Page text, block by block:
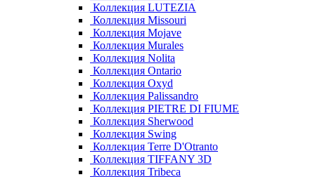
Коллекция LUTEZIA
Коллекция Missouri
Коллекция Mojave
Коллекция Murales
Коллекция Nolita
Коллекция Ontario
Коллекция Oxyd
Коллекция Palissandro
Коллекция PIETRE DI FIUME
Коллекция Sherwood
Коллекция Swing
Коллекция Terre D'Otranto
Коллекция TIFFANY 3D
Коллекция Tribeca